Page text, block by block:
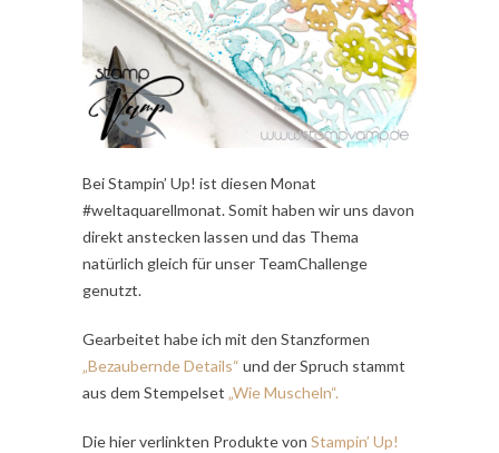
Bei Stampin’ Up! ist diesen Monat
#weltaquarellmonat. Somit haben wir uns davon
direkt anstecken lassen und das Thema
natürlich gleich für unser TeamChallenge
genutzt.
Gearbeitet habe ich mit den Stanzformen
„Bezaubernde Details“ und der Spruch stammt
aus dem Stempelset „Wie Muscheln“.
Die hier verlinkten Produkte von Stampin’ Up!